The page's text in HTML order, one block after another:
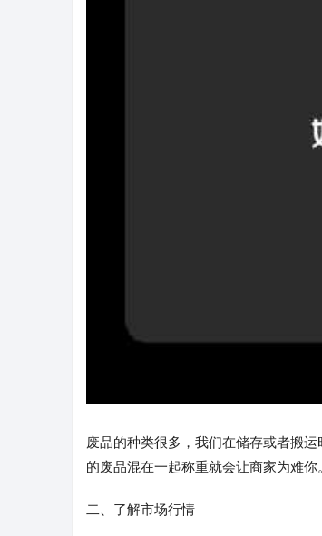
废品的种类很多，我们在储存或者搬
的废品混在一起称重就会让商家为难你。
二、了解市场行情